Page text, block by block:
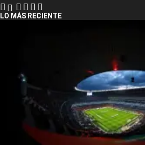
LO MÁS RECIENTE